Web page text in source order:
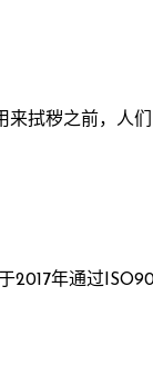
拭秽之前，人
年通过